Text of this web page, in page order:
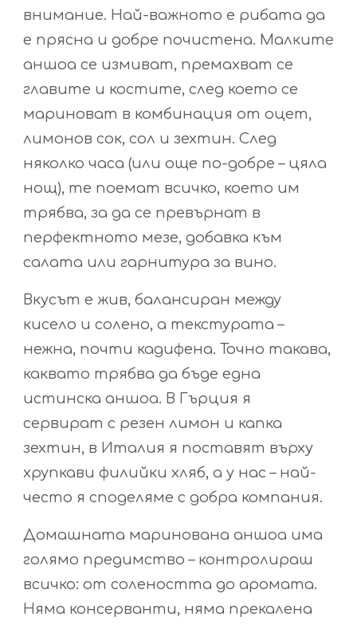
внимание. Най-важното е рибата да
е прясна и добре почистена. Малките
аншоа се измиват, премахват се
главите и костите, след което се
мариноват в комбинация от оцет,
лимонов сок, сол и зехтин. След
няколко часа (или още по-добре – цяла
нощ), те поемат всичко, което им
трябва, за да се превърнат в
перфектното мезе, добавка към
салата или гарнитура за вино.
Вкусът е жив, балансиран между
кисело и солено, а текстурата –
нежна, почти кадифена. Точно такава,
каквато трябва да бъде една
истинска аншоа. В Гърция я
сервират с резен лимон и капка
зехтин, в Италия я поставят върху
хрупкави филийки хляб, а у нас – най-
често я споделяме с добра компания.
Домашната маринована аншоа има
голямо предимство – контролираш
всичко: от солеността до аромата.
Няма консерванти, няма прекалена